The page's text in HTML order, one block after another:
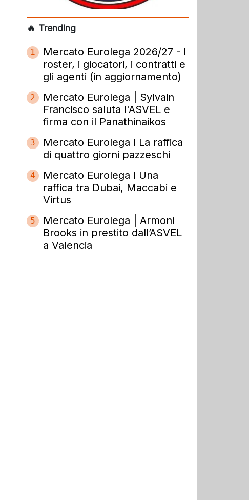
🔥 Trending
1
Mercato Eurolega 2026/27 - I
roster, i giocatori, i contratti e
gli agenti (in aggiornamento)
2
Mercato Eurolega | Sylvain
Francisco saluta l'ASVEL e
firma con il Panathinaikos
3
Mercato Eurolega l La raffica
di quattro giorni pazzeschi
4
Mercato Eurolega l Una
raffica tra Dubai, Maccabi e
Virtus
5
Mercato Eurolega | Armoni
Brooks in prestito dall’ASVEL
a Valencia